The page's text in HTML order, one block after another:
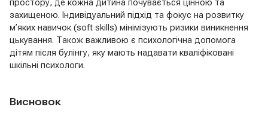
простору, де кожна дитина почувається цінною та
захищеною. Індивідуальний підхід та фокус на розвитку
м’яких навичок (soft skills) мінімізують ризики виникнення
цькування. Також важливою є психологічна допомога
дітям після булінгу, яку мають надавати кваліфіковані
шкільні психологи.
Висновок